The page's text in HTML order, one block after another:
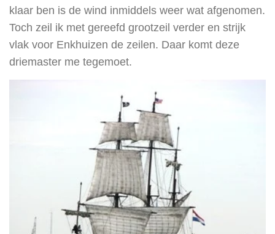
klaar ben is de wind inmiddels weer wat afgenomen.
Toch zeil ik met gereefd grootzeil verder en strijk
vlak voor Enkhuizen de zeilen. Daar komt deze
driemaster me tegemoet.